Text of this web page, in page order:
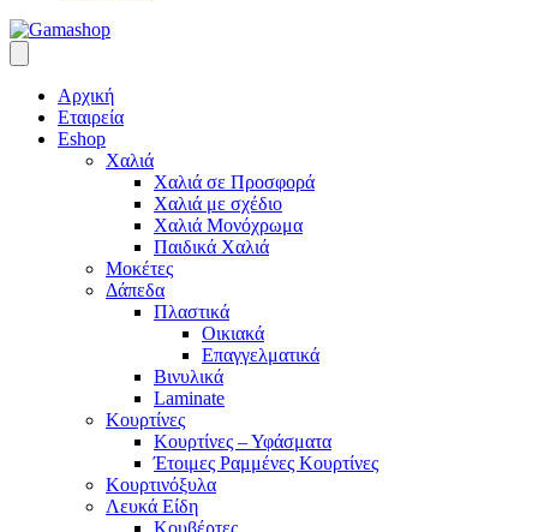
Αρχική
Εταιρεία
Eshop
Χαλιά
Χαλιά σε Προσφορά
Χαλιά με σχέδιο
Χαλιά Μονόχρωμα
Παιδικά Χαλιά
Μοκέτες
Δάπεδα
Πλαστικά
Οικιακά
Επαγγελματικά
Βινυλικά
Laminate
Κουρτίνες
Κουρτίνες – Υφάσματα
Έτοιμες Ραμμένες Κουρτίνες
Κουρτινόξυλα
Λευκά Είδη
Κουβέρτες